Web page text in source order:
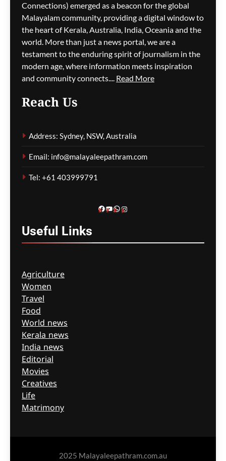
പോർട്ട് അഡലെയ്ഡിൽ
സൾഫർ തീപിടിത്തം;
വിഷപുക പടരുന്നു,
അടിയന്തര ഒഴിപ്പിക്കൽ
നിർദേശം
ഗീത ദാസ്‌ 12 hours ago 0
പ്രശ്നങ്ങൾ
മറച്ചുവെക്കപ്പെടുന്നുവെന്ന്
വിദഗ്ദ്ധർ
ഗീത ദാസ്‌
Connections) emerged as a beacon for the global
Malayalam community, providing a digital window to
the heart of Kerala, Australia, India, Oceania and the
world. More than just a news portal, we are a
testament to the enduring spirit of journalism in the
modern age, where information meets inspiration
and community connects.... Read More
Reach Us
Address: Sydney, NSW, Australia
Email: info@malayaleepathram.com
Tel: +61 403999791
Facebook
YouTube
WhatsApp
Instagram
Useful Links
Agriculture
Women
Travel
Food
World news
Kerala news
India news
Editorial
Movies
Creatives
Life
Matrimony
2025 Malayaleepathram.com.au